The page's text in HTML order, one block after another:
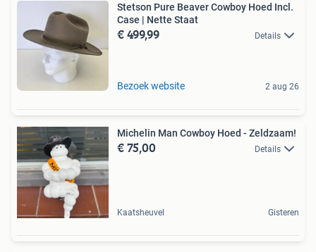
Stetson Pure Beaver Cowboy Hoed Incl.
Case | Nette Staat
€ 499,99 Details
Bezoek website 2 aug 26
Michelin Man Cowboy Hoed - Zeldzaam!
€ 75,00 Details
Kaatsheuvel Gisteren